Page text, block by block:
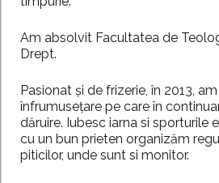
Am absolvit Facultatea de
Drept.
Pasionat și de frizerie, în 2013,
înfrumusețare pe care în
dăruire. Iubesc iarna si sporturile
cu un bun prieten organizăm
piticilor, unde sunt si monitor.